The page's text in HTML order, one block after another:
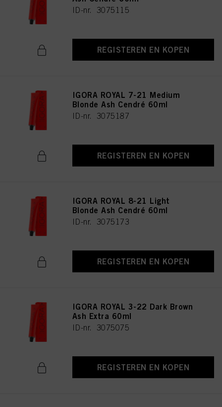
ID-nr. 3075115
REGISTEREN EN KOPEN
IGORA ROYAL 7-21 Medium
Blonde Ash Cendré 60ml
ID-nr. 3075187
REGISTEREN EN KOPEN
IGORA ROYAL 8-21 Light
Blonde Ash Cendré 60ml
ID-nr. 3075173
REGISTEREN EN KOPEN
IGORA ROYAL 3-22 Dark Brown
Ash Extra 60ml
ID-nr. 3075075
REGISTEREN EN KOPEN